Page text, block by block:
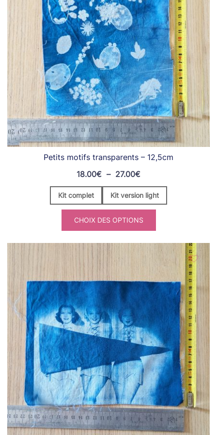
Petits motifs transparents – 12,5cm
18.00€ – 27.00€Plage
de
prix :
18.00€
à
Kit complet Kit version light
CHOIX DES OPTIONS